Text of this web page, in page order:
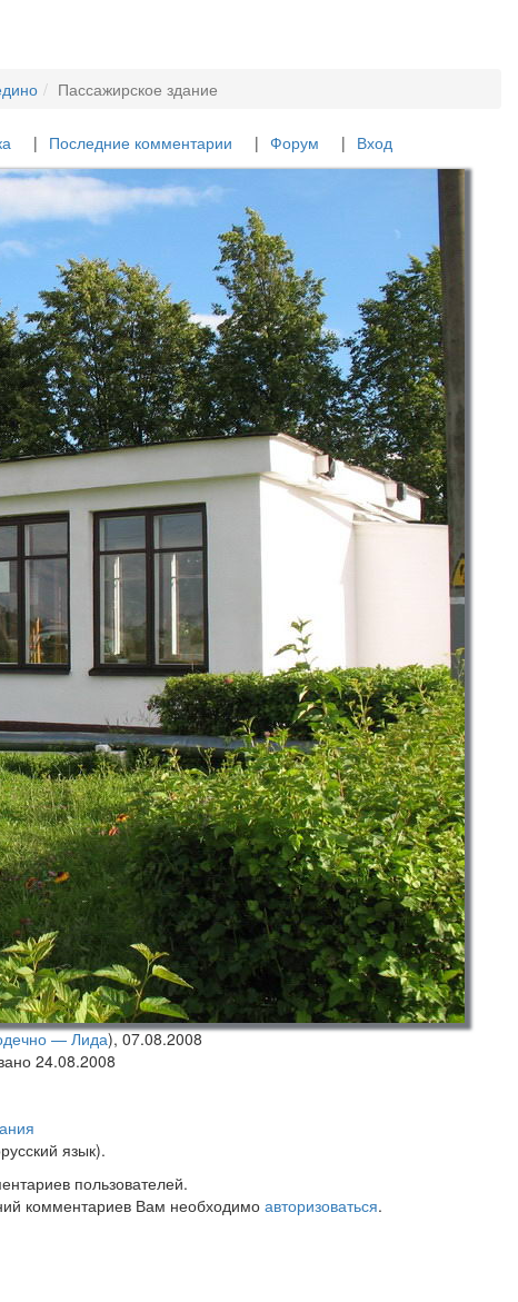
Пассажирское здание
Последние комментарии Форум Вход
— Лида),07.08.2008
24.08.2008
язык).
пользователей.
комментариев Вам необходимо авторизоваться.